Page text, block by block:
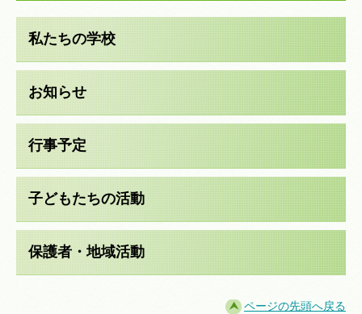
私たちの学校
お知らせ
行事予定
子どもたちの活動
保護者・地域活動
ページの先頭へ戻る